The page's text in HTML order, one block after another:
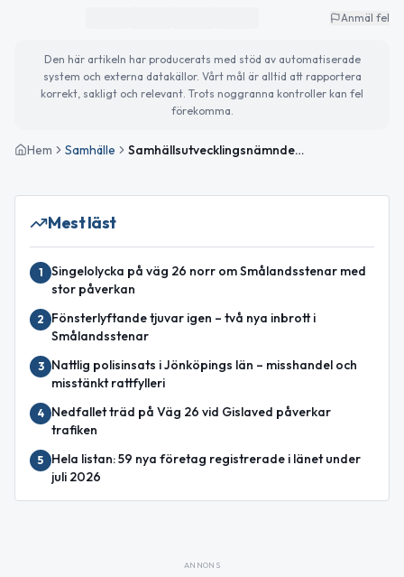
Anmäl fel
Den här artikeln har producerats med stöd av automatiserade
system och externa datakällor. Vårt mål är alltid att rapportera
korrekt, sakligt och relevant. Trots noggranna kontroller kan fel
förekomma.
Hem Samhälle Samhällsutvecklingsnämnden i Gislaved antar budget för 2026
Mest läst
1
Singelolycka på väg 26 norr om Smålandsstenar med
stor påverkan
2
Fönsterlyftande tjuvar igen – två nya inbrott i
Smålandsstenar
3
Nattlig polisinsats i Jönköpings län – misshandel och
misstänkt rattfylleri
4
Nedfallet träd på Väg 26 vid Gislaved påverkar
trafiken
5
Hela listan: 59 nya företag registrerade i länet under
juli 2026
ANNONS